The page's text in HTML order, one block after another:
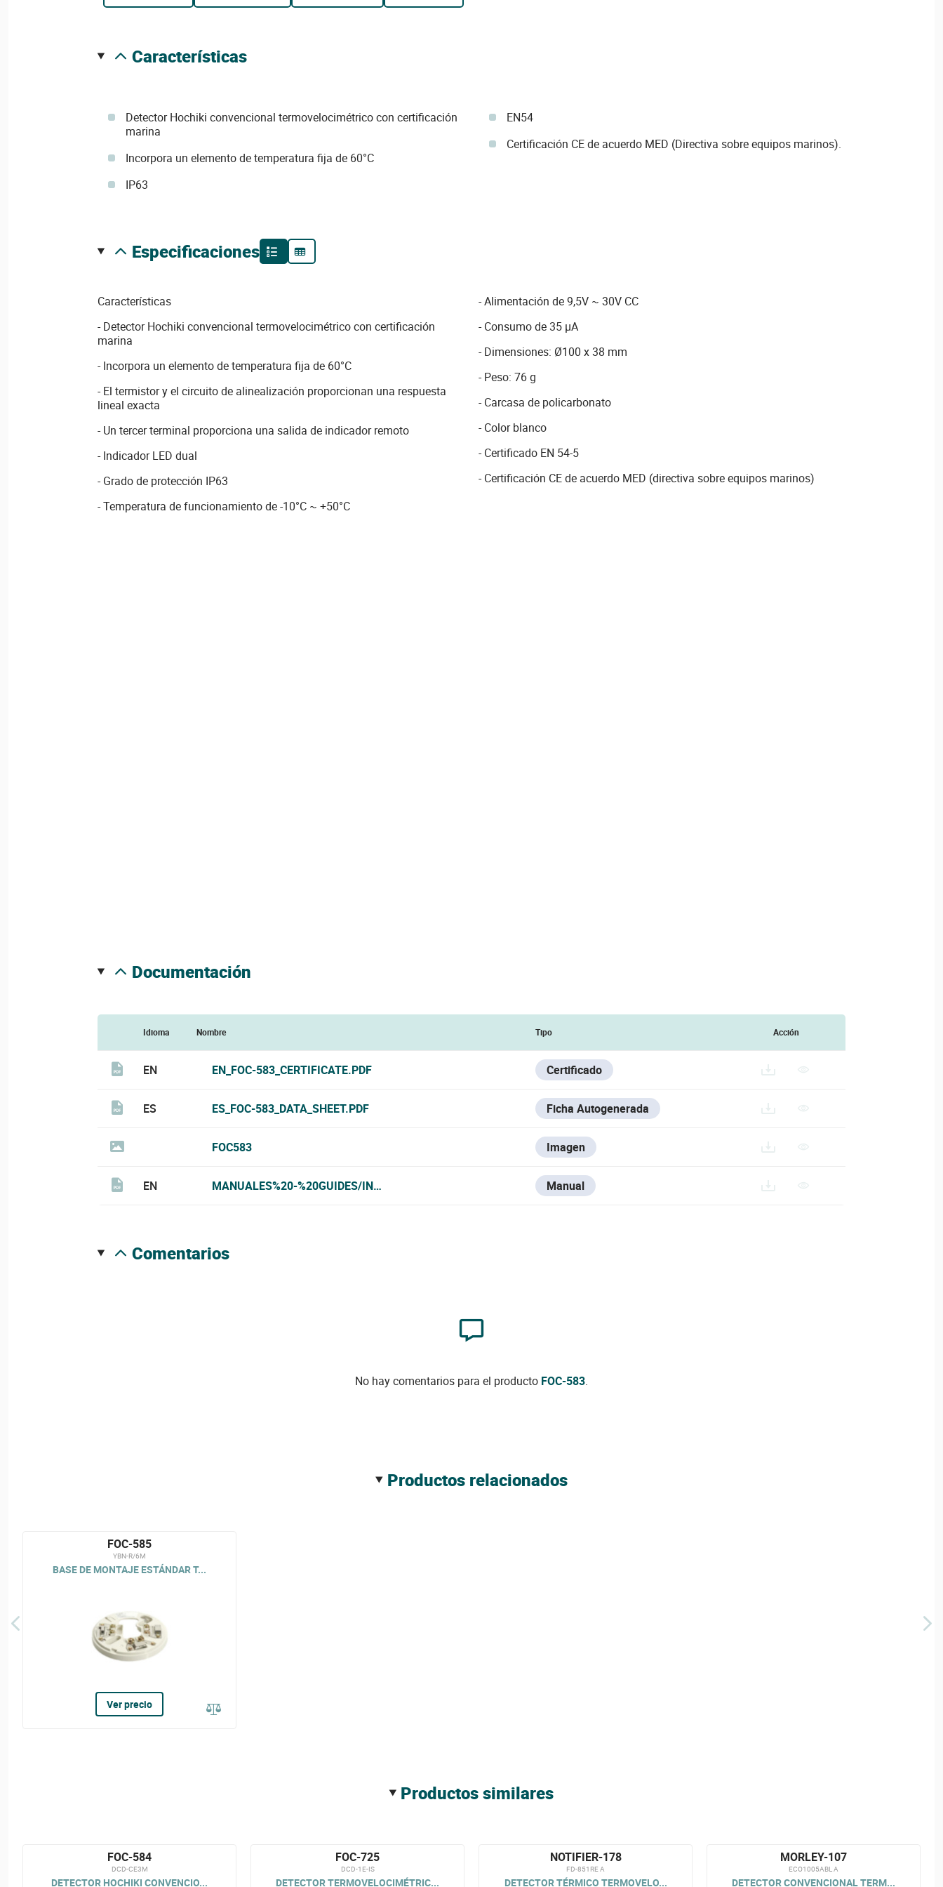
características
Detector Hochiki convencional termovelocimétrico con certificación
marina
Incorpora un elemento de temperatura fija de 60°C
IP63
EN54
Certificación CE de acuerdo MED (Directiva sobre equipos marinos).
especificaciones
Características
- Detector Hochiki convencional termovelocimétrico con certificación
marina
- Incorpora un elemento de temperatura fija de 60°C
- El termistor y el circuito de alinealización proporcionan una respuesta
lineal exacta
- Un tercer terminal proporciona una salida de indicador remoto
- Indicador LED dual
- Grado de protección IP63
- Temperatura de funcionamiento de -10°C ~ +50°C
- Alimentación de 9,5V ~ 30V CC
- Consumo de 35 µA
- Dimensiones: Ø100 x 38 mm
- Peso: 76 g
- Carcasa de policarbonato
- Color blanco
- Certificado EN 54-5
- Certificación CE de acuerdo MED (directiva sobre equipos marinos)
documentación
Idioma Nombre Tipo Acción
EN EN_FOC-583_CERTIFICATE.PDF Certificado
ES ES_FOC-583_DATA_SHEET.PDF Ficha Autogenerada
FOC583 Imagen
EN MANUALES%20-%20GUIDES/INCENDIO%20-%20FIRE/HOCHIKI Manual
comentarios
No hay comentarios para el producto FOC-583.
productos relacionados
FOC-585
YBN-R/6M
BASE DE MONTAJE ESTÁNDAR T...
Ver precio
productos similares
FOC-584
DCD-CE3M
DETECTOR HOCHIKI CONVENCIO...
FOC-725
DCD-1E-IS
DETECTOR TERMOVELOCIMÉTRIC...
NOTIFIER-178
FD-851RE A
DETECTOR TÉRMICO TERMOVELO...
MORLEY-107
ECO1005ABL A
DETECTOR CONVENCIONAL TERM...